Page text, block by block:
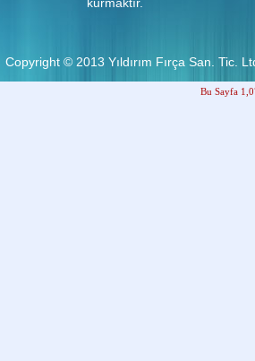
Copyright © 2013Yıldırım Fırça San. Tic.
Bu Sayfa